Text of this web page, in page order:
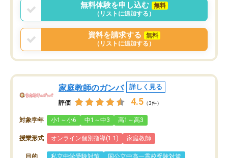
無料体験を申し込む
無料
（リストに追加する）
資料を請求する
無料
（リストに追加する）
家庭教師のガンバ 詳しく見る
評価 4.5 （3件）
対象学年 小1～小6 中1～中3 高1～高3
授業形式 オンライン個別指導(1:1) 家庭教師
目的 私立中学受験対策
国公立中高一貫校受験対策